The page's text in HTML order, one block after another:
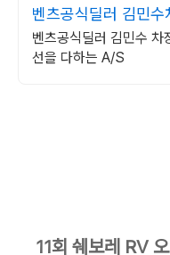
벤츠공식딜러 김민수
벤츠공식딜러 김민수 차
선을 다하는 A/S
11회 쉐보레 RV